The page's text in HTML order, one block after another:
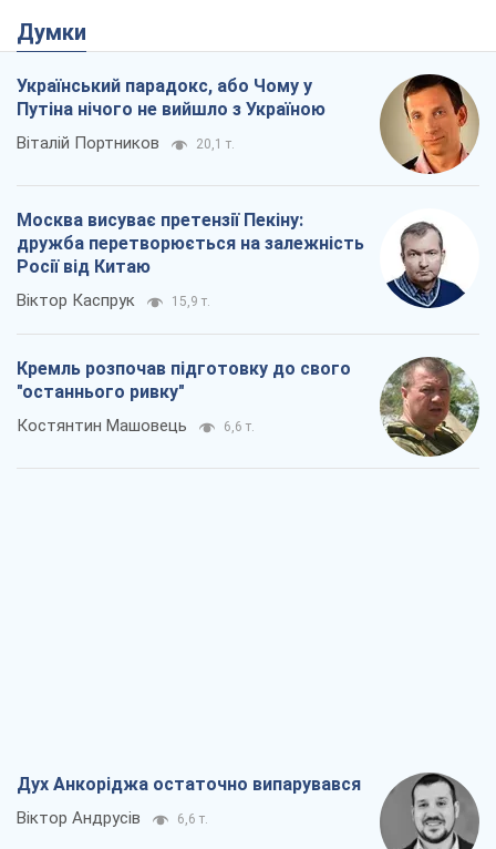
Думки
Український парадокс, або Чому у
Путіна нічого не вийшло з Україною
Віталій Портников 20,1 т.
Москва висуває претензії Пекіну:
дружба перетворюється на залежність
Росії від Китаю
Віктор Каспрук 15,9 т.
Кремль розпочав підготовку до свого
"останнього ривку"
Костянтин Машовець 6,6 т.
Дух Анкоріджа остаточно випарувався
Віктор Андрусів 6,6 т.